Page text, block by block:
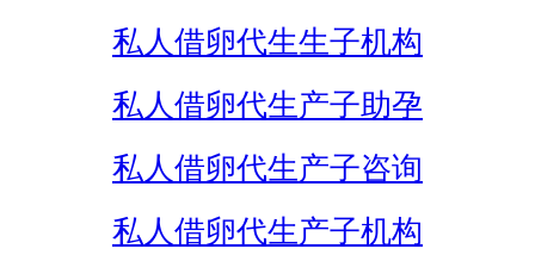
私人借卵代生生子机构
私人借卵代生产子助孕
私人借卵代生产子咨询
私人借卵代生产子机构